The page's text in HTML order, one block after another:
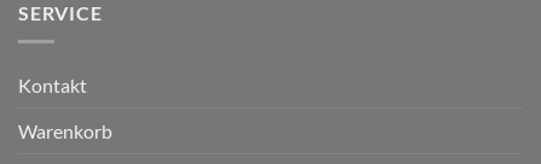
SERVICE
Kontakt
Warenkorb